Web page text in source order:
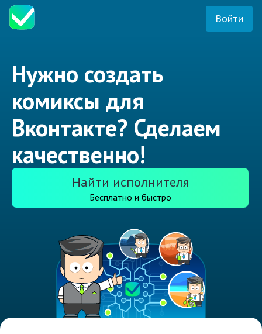
Войти
Нужно создать
комиксы для
Вконтакте? Сделаем
качественно!
Найти исполнителя
Бесплатно и быстро